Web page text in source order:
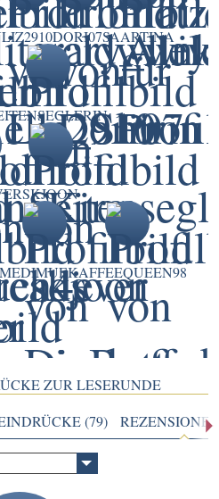
LIZ2910DORI07SAARTINA
SKJOON
DIMUEKAFFEEQUEEN98
ZUR LESERUNDE
(79)